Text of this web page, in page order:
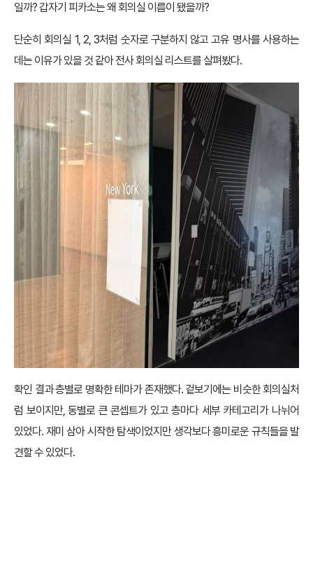
일까? 갑자기 피카소는 왜 회의실 이름이 됐을까?
단순히 회의실 1, 2, 3처럼 숫자로 구분하지 않고 고유 명사를 사용하는
데는 이유가 있을 것 같아 전사 회의실 리스트를 살펴봤다.
확인 결과 층별로 명확한 테마가 존재했다. 겉보기에는 비슷한 회의실처
럼 보이지만, 동별로 큰 콘셉트가 있고 층마다 세부 카테고리가 나뉘어
있었다. 재미 삼아 시작한 탐색이었지만 생각보다 흥미로운 규칙들을 발
견할 수 있었다.